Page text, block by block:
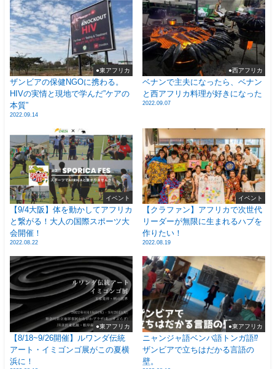
●東アフリカ
ザンビアの保健NGOに携わる。
HIVの実情と現地で学んだ”ケアの
本質”
2022.09.14
●西アフリカ
ベナンで主夫になったら、ベナン
と西アフリカ料理が好きになった
2022.09.07
イベント
【9/4大阪】体を動かしてアフリカ
と繋がる！大人の国際スポーツ大
会開催！
2022.08.22
イベント
【クラファン】アフリカで次世代
リーダーが無限に生まれるハブを
作りたい！
2022.08.19
●東アフリカ
【8/18~9/26開催】ルワンダ伝統
アート・イミゴンゴ展がこの夏横
浜に！
●東アフリカ
ニャンジャ語ベンバ語トンガ語⁉
ザンビアで立ちはだかる言語の
壁。